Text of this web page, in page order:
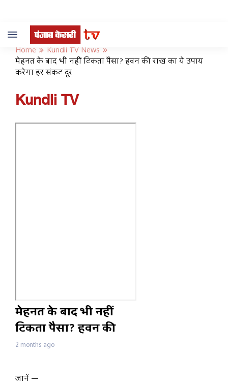
Toggle
navigation
Home
Kundli TV News
मेहनत के बाद भी नहीं टिकता पैसा? हवन की राख का ये उपाय
करेगा हर संकट दूर
Kundli TV
मेहनत के बाद भी नहीं
टिकता पैसा? हवन की
राख का ये उपाय करेगा हर
2 months ago
जानें —